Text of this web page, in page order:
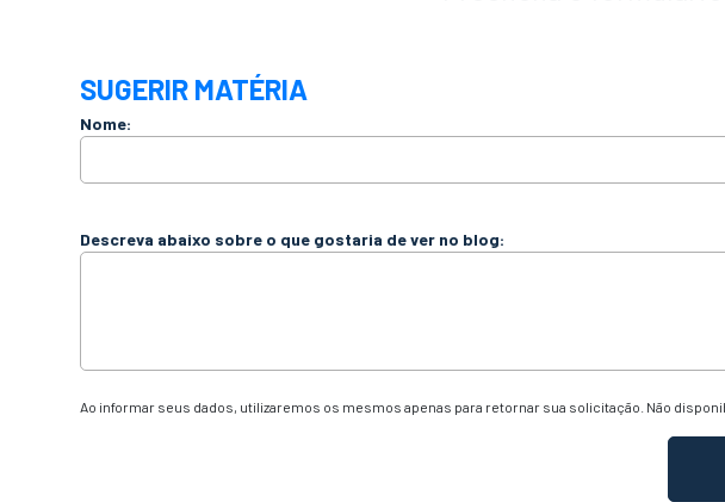
SUGERIR MATÉRIA
Nome:
Descreva abaixo sobre o que gostaria de ver no blog:
Ao informar seus dados, utilizaremos os mesmos apenas para retornar sua solicitação. Não